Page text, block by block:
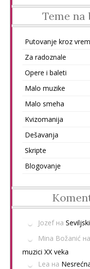
Teme na
Putovanje kroz
Za radoznale
Opere i baleti
Malo muzike
Malo smeha
Kvizomanija
Dešavanja
Skripte
Blogovanje
Jozefна
Mina Božanić на
muzici XX veka
Lea на